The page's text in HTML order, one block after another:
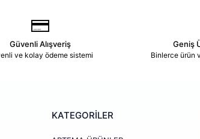
Güvenli Alışveriş
ve kolay ödeme sistemi
Geniş
Binlerce ürün
KATEGORİLER